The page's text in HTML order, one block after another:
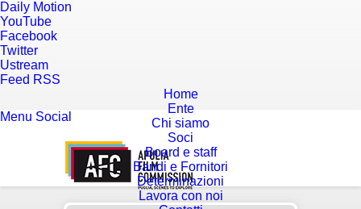
Daily Motion
YouTube
Facebook
Twitter
Ustream
Feed RSS
Home
Ente
Chi siamo
Soci
Board e staff
Bandi e Fornitori
Determinazioni
Lavora con noi
Menu Social